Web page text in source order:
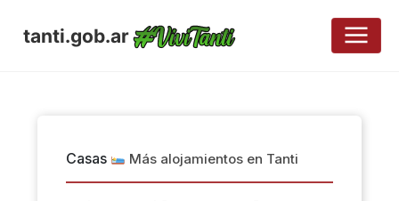
tanti.gob.ar
Casas Más alojamientos en Tanti